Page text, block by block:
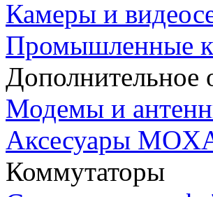
Камеры и
Промышленные
Дополнительное
Модемы и
Аксесуары
Коммутаторы